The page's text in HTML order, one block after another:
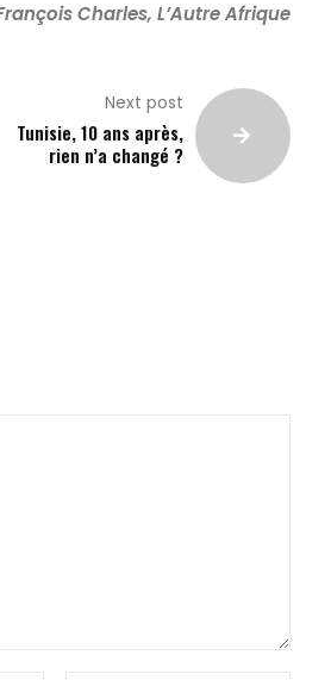
Charles, L’Autre Afrique
Next post
Tunisie, 10 ans après,
rien n’a changé ?